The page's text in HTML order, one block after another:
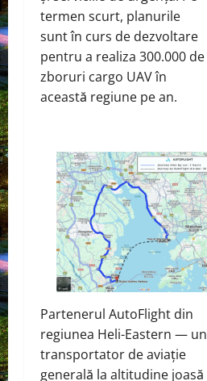
termen scurt, planurile
sunt în curs de dezvoltare
pentru a realiza 300.000 de
zboruri cargo UAV în
această regiune pe an.
Partenerul AutoFlight din
regiunea Heli-Eastern — un
transportator de aviație
generală la altitudine joasă